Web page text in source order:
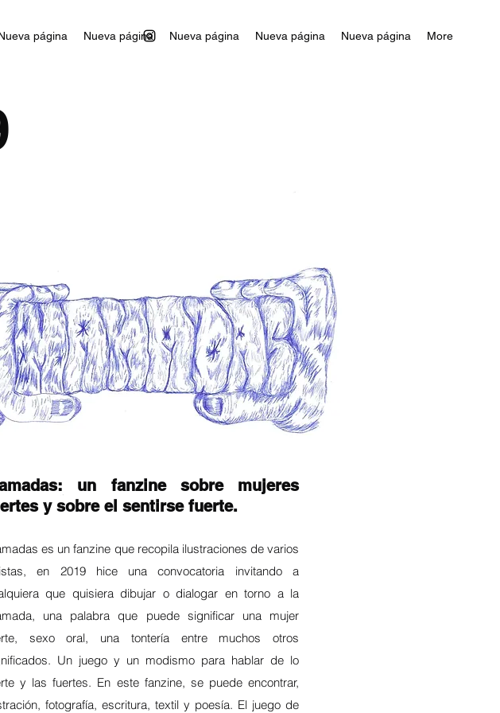
página Nueva página Nueva página Nueva página Nueva página More
un fanzine sobre mujeres
y sobre el sentirse fuerte.
es un fanzine que recopila ilustraciones de varios
en 2019 hice una convocatoria invitando a
que quisiera dibujar o dialogar en torno a la
una palabra que puede significar una mujer
sexo oral, una tontería entre muchos otros
Un juego y un modismo para hablar de lo
y las fuertes. En este fanzine, se puede encontrar,
fotografía, escritura, textil y poesía. El juego de